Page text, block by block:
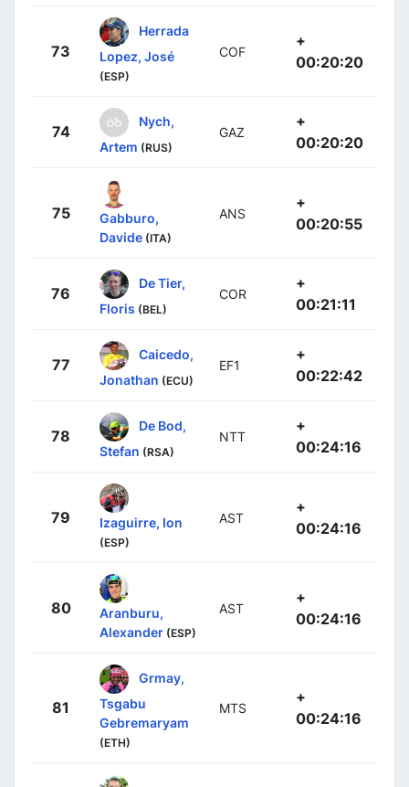
73
Herrada
Lopez, José
(ESP)
COF
+
00:20:20
74
Nych,
Artem (RUS)
GAZ
+
00:20:20
75
Gabburo,
Davide (ITA)
ANS
+
00:20:55
76
De Tier,
Floris (BEL)
COR
+
00:21:11
77
Caicedo,
Jonathan (ECU)
EF1
+
00:22:42
78
De Bod,
Stefan (RSA)
NTT
+
00:24:16
79 Izaguirre, Ion
(ESP)
AST
+
00:24:16
80
Aranburu,
Alexander (ESP)
AST
+
00:24:16
81
Grmay,
Tsgabu
Gebremaryam
(ETH)
MTS
+
00:24:16